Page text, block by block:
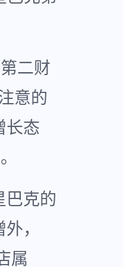
二财
意的
长态
巴克的
，
属